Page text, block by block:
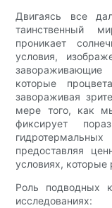
Двигаясь все
таинственный
проникает
условия,
которые
завораживая
мере того, как
фиксирует
предоставляя
условиях, которые
Роль подводных
исследованиях: